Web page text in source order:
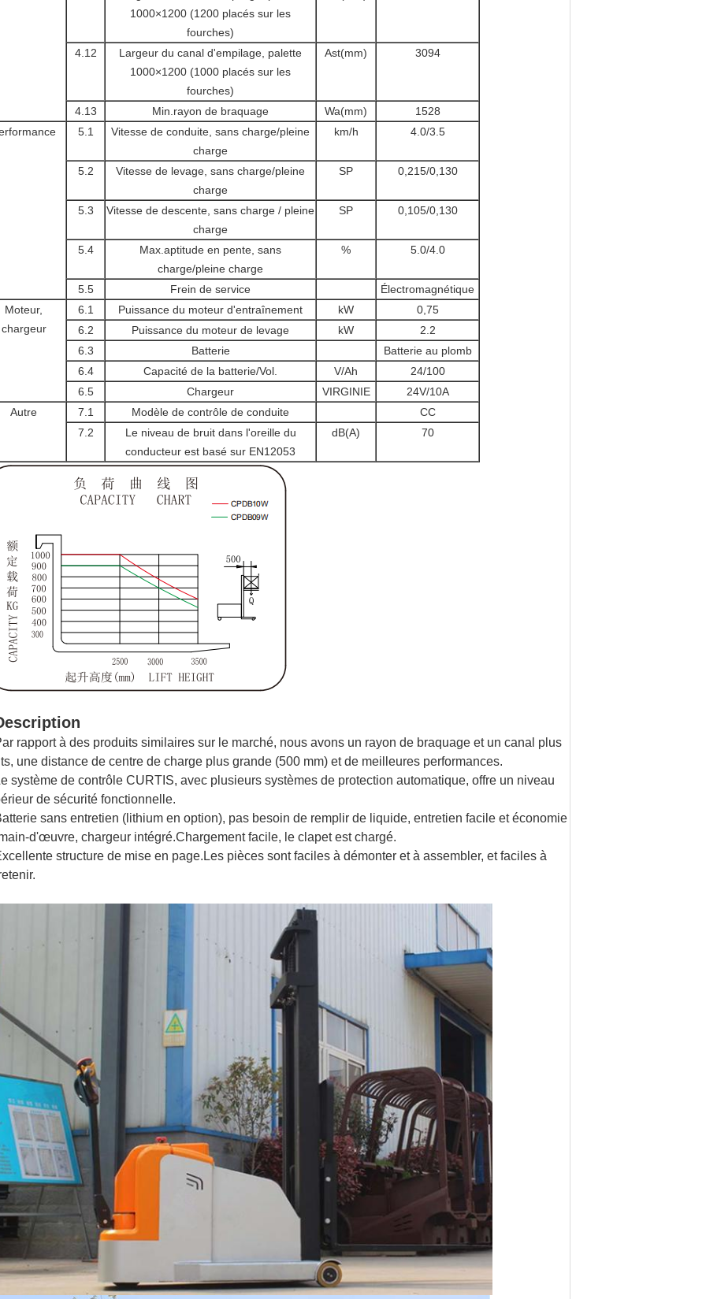
1000×1200 (1200 placés sur les
fourches)
4.12
Largeur du canal d'empilage, palette
1000×1200 (1000 placés sur les
fourches)
Ast(mm) 3094
4.13 Min.rayon de braquage Wa(mm)
1528
5.1
Vitesse de conduite, sans charge/pleine
charge
km/h 4.0/3.5
5.2
Vitesse de levage, sans charge/pleine
charge
SP 0,215/0,130
5.3
Vitesse de descente, sans charge / pleine
charge
SP 0,105/0,130
5.4
Max.aptitude en pente, sans
charge/pleine charge
% 5.0/4.0
5.5 Frein de service
Électromagnétique
Moteur,
chargeur
6.1 Puissance du moteur d'entraînement kW
0,75
6.2
Puissance du moteur de levage kW
2.2
6.3
Batterie
Batterie au plomb
6.4
Capacité de la batterie/Vol. V/Ah
24/100
6.5
Chargeur VIRGINIE
24V/10A
Autre
7.1 Modèle de contrôle de conduite
CC
7.2
Le niveau de bruit dans l'oreille du
conducteur est basé sur EN12053
dB(A) 70
rapport à des produits similaires sur le marché, nous avons un rayon de braquage et un canal plus
une distance de centre de charge plus grande (500 mm) et de meilleures performances.
système de contrôle CURTIS, avec plusieurs systèmes de protection automatique, offre un niveau
de sécurité fonctionnelle.
sans entretien (lithium en option), pas besoin de remplir de liquide, entretien facile et économie
d'œuvre, chargeur intégré.Chargement facile, le clapet est chargé.
structure de mise en page. Les pièces sont faciles à démonter et à assembler, et faciles à